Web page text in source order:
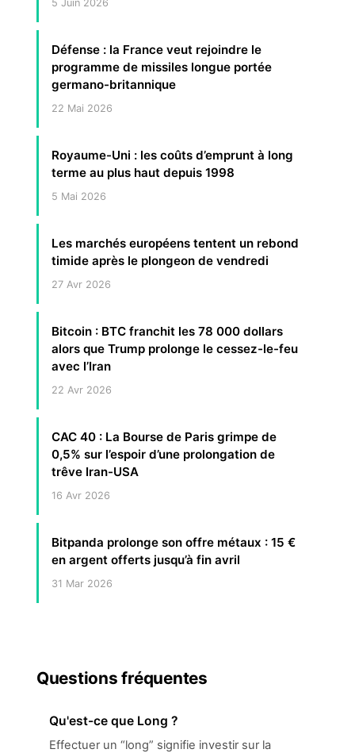
5 Juin 2026
Défense : la France veut rejoindre le
programme de missiles longue portée
germano-britannique
22 Mai 2026
Royaume-Uni : les coûts d’emprunt à long
terme au plus haut depuis 1998
5 Mai 2026
Les marchés européens tentent un rebond
timide après le plongeon de vendredi
27 Avr 2026
Bitcoin : BTC franchit les 78 000 dollars
alors que Trump prolonge le cessez-le-feu
avec l’Iran
22 Avr 2026
CAC 40 : La Bourse de Paris grimpe de
0,5% sur l’espoir d’une prolongation de
trêve Iran-USA
16 Avr 2026
Bitpanda prolonge son offre métaux : 15 €
en argent offerts jusqu’à fin avril
31 Mar 2026
Questions fréquentes
Qu'est-ce que Long ?
Effectuer un “long” signifie investir sur la